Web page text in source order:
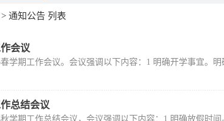
> 通知公告 列表
会议
学期工作会议。会议强调以下内容：1 明确开学事宜。
总结会议
学期工作总结会议，会议强调以下内容：1 明确放假时